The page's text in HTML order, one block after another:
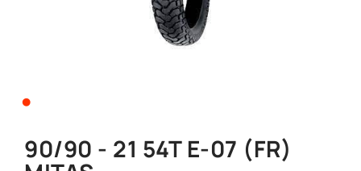
•
90/90 - 21 54T E-07 (FR)